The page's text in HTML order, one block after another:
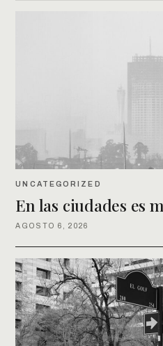
UNCATEGORIZED
En las ciudades es
AGOSTO 6, 2026